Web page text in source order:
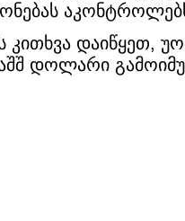
კითხვა დაიწყეთ,
დოლარი